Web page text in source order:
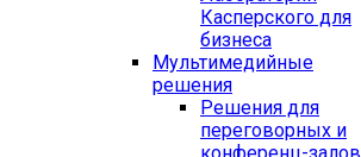
Касперского для
бизнеса
Мультимедийные
решения
Решения для
переговорных и